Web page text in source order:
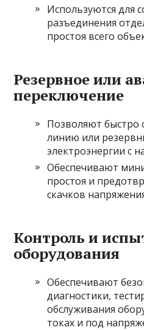
Используются для
разъединения
простоя всего
Резервное или
переключение
Позволяют быстро
линию или
электроэнергии с
Обеспечивают
простоя и
скачков
Контроль и
оборудования
Обеспечивают
диагностики,
обслуживания
токах и под